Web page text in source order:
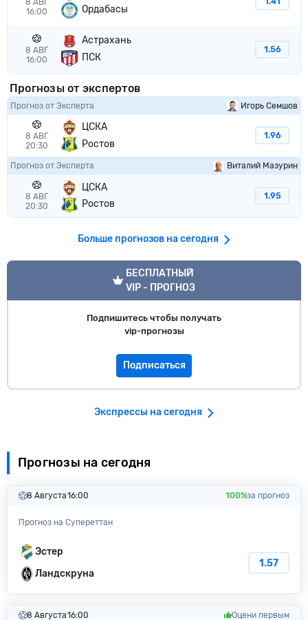
8 АВГ
16:00
Ордабасы
8 АВГ
16:00
Астрахань
ПСК
1.56
Прогнозы от экспертов
Прогноз от Эксперта Игорь Семшов
8 АВГ
20:30
ЦСКА
Ростов
1.96
Прогноз от Эксперта Виталий Мазурин
8 АВГ
20:30
ЦСКА
Ростов
1.95
Больше прогнозов на сегодня
VIP прогноз
БЕСПЛАТНЫЙ
VIP - ПРОГНОЗ
Подпишитесь чтобы получать
vip-прогнозы
Подписаться
Экспрессы на сегодня
Прогнозы на сегодня
8 Августа16:00 100%за прогноз
Прогноз на Супереттан
Эстер
Ландскруна
1.57
8 Августа16:00 Оцени первым